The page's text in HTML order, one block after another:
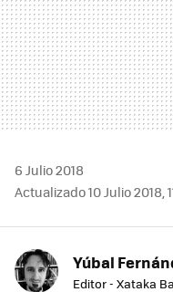
6 Julio 2018
Actualizado 10 Julio 2018,
Yúbal
Editor - Xataka